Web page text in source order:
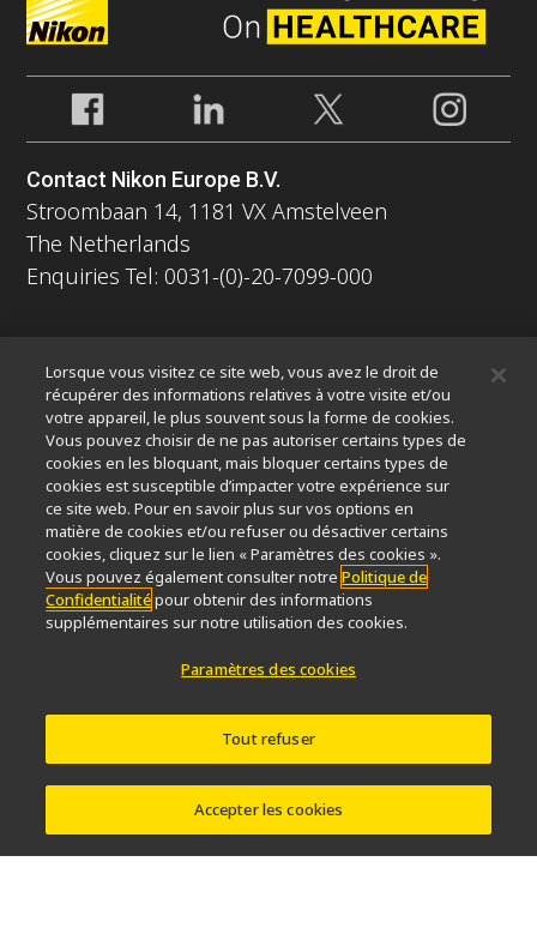
Contact Nikon Europe B.V.
Stroombaan 14, 1181 VX Amstelveen
The Netherlands
Enquiries Tel: 0031-(0)-20-7099-000
NouvellesÉvénementsProfil de la sociétéCarrières
ServiceDurabilité
Bien-être
Nikon Microscopes 100th Anniversary
Popular Links
Dernières nouvelles et actualitésSélecteur d’objectifs
Resolution CalculatorPubScopeOEM
Nikon Small World
MicroscopyU
Microscopie industrielle et métrologie
Systèmes de lithographie à semi-conducteurs
Systèmes de lithographie à FPD
Lorsque vous visitez ce site web, vous avez le droit de
récupérer des informations relatives à votre visite et/ou
votre appareil, le plus souvent sous la forme de cookies.
Vous pouvez choisir de ne pas autoriser certains types de
cookies en les bloquant, mais bloquer certains types de
cookies est susceptible d’impacter votre expérience sur
ce site web. Pour en savoir plus sur vos options en
matière de cookies et/ou refuser ou désactiver certains
cookies, cliquez sur le lien « Paramètres des cookies ».
Vous pouvez également consulter notrePolitique de
Confidentialitépour obtenir des informations
supplémentaires sur notre utilisation des cookies.
Paramètres des cookies
Tout refuser
Accepter les cookies